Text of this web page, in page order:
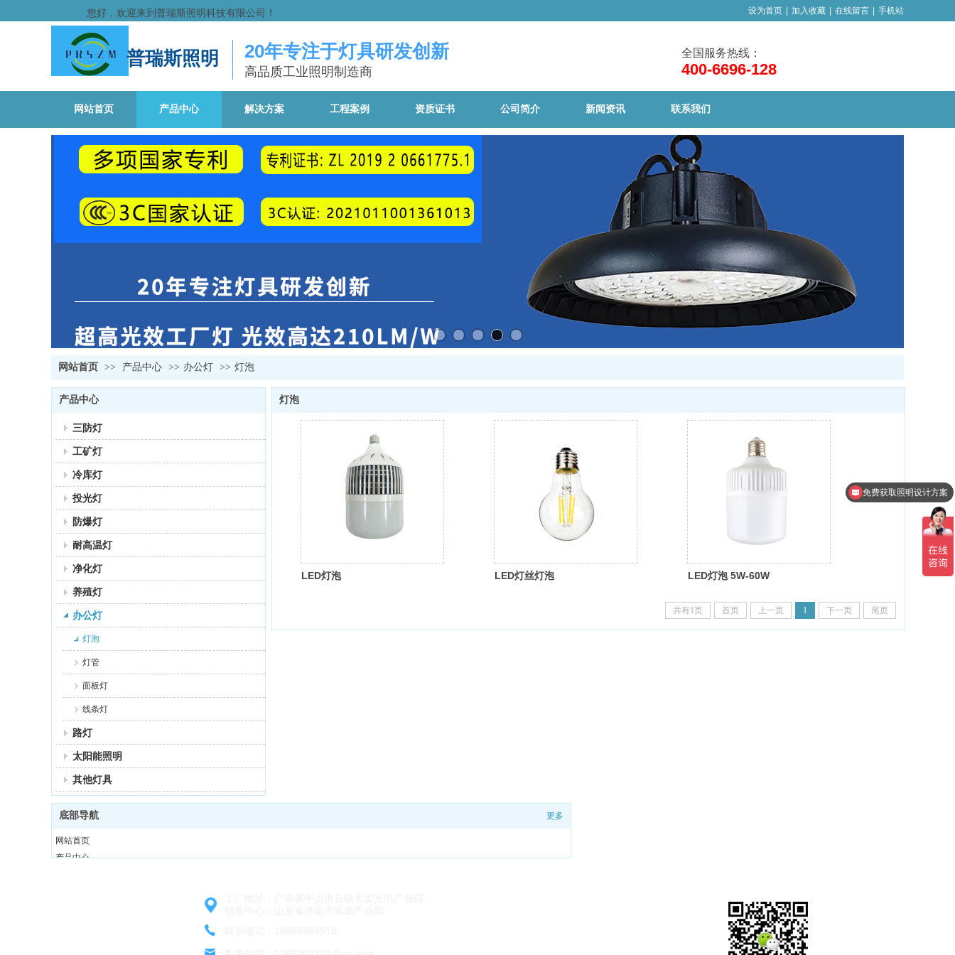
普瑞斯照明 全国服务热线：
400-6696-128
20年专注于灯具研发创新
高品质工业照明制造商
您好，欢迎来到普瑞斯照明科技有限公司！ 设为首页 加入收藏 在线留言 手机站
网站首页 产品中心 解决方案 工程案例 资质证书 公司简介 新闻资讯 联系我们
网站首页 >> 产品中心 >> 办公灯 >> 灯泡
产品中心
三防灯
工矿灯
冷库灯
投光灯
防爆灯
耐高温灯
净化灯
养殖灯
办公灯
灯泡
灯管
面板灯
线条灯
路灯
太阳能照明
其他灯具
灯泡
LED灯泡 LED灯丝灯泡 LED灯泡 5W-60W
共有1页 首页 上一页 1 下一页 尾页
底部导航 更多
网站首页
产品中心
免费获取照明设计方案